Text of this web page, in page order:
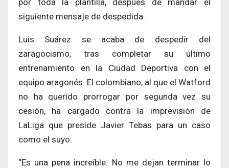
siguiente mensaje de despedida.
Luis Suárez se acaba de despedir del
zaragocismo, tras completar su último
entrenamiento en la Ciudad Deportiva con el
equipo aragonés. El colombiano, al que el Watford
no ha querido prorrogar por segunda vez su
cesión, ha cargado contra la imprevisión de
LaLiga que preside Javier Tebas para un caso
como el suyo.
“Es una pena increíble. No me dejan terminar lo